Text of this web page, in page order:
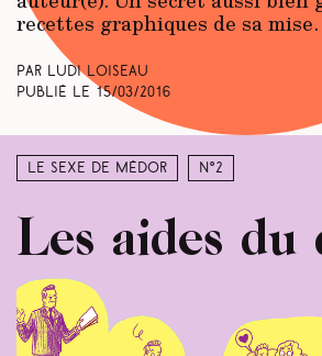
recettes graphiques de sa
Par Ludi Loiseau
Publié le 15/03/2016
Le sexe de Médor N°2
Les aides du